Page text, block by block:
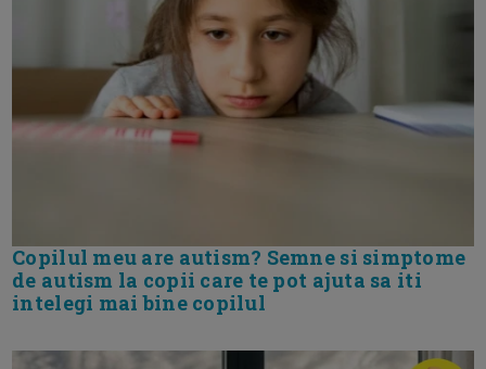
Copilul meu are autism? Semne si simptome
de autism la copii care te pot ajuta sa iti
intelegi mai bine copilul